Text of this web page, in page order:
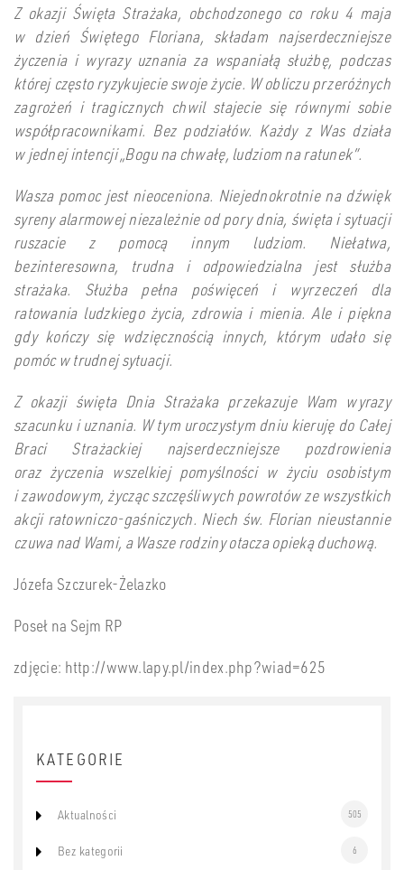
Z okazji Święta Strażaka, obchodzonego co roku 4 maja
w dzień Świętego Floriana, składam najserdeczniejsze
życzenia i wyrazy uznania za wspaniałą służbę, podczas
której często ryzykujecie swoje życie. W obliczu przeróżnych
zagrożeń i tragicznych chwil stajecie się równymi sobie
współpracownikami. Bez podziałów. Każdy z Was działa
w jednej intencji „Bogu na chwałę, ludziom na ratunek”.
Wasza pomoc jest nieoceniona. Niejednokrotnie na dźwięk
syreny alarmowej niezależnie od pory dnia, święta i sytuacji
ruszacie z pomocą innym ludziom. Niełatwa,
bezinteresowna, trudna i odpowiedzialna jest służba
strażaka. Służba pełna poświęceń i wyrzeczeń dla
ratowania ludzkiego życia, zdrowia i mienia. Ale i piękna
gdy kończy się wdzięcznością innych, którym udało się
pomóc w trudnej sytuacji.
Z okazji święta Dnia Strażaka przekazuje Wam wyrazy
szacunku i uznania. W tym uroczystym dniu kieruję do Całej
Braci Strażackiej najserdeczniejsze pozdrowienia
oraz życzenia wszelkiej pomyślności w życiu osobistym
i zawodowym, życząc szczęśliwych powrotów ze wszystkich
akcji ratowniczo-gaśniczych. Niech św. Florian nieustannie
czuwa nad Wami, a Wasze rodziny otacza opieką duchową.
Józefa Szczurek-Żelazko
Poseł na Sejm RP
zdjęcie: http://www.lapy.pl/index.php?wiad=625
KATEGORIE
Aktualności 505
Bez kategorii 6